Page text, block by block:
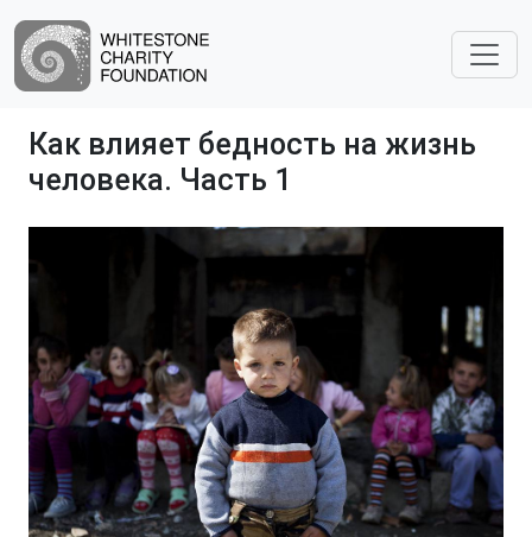
Как влияет бедность на жизнь
человека. Часть 1